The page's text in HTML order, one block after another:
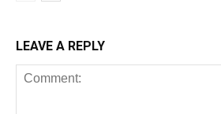
LEAVE A REPLY